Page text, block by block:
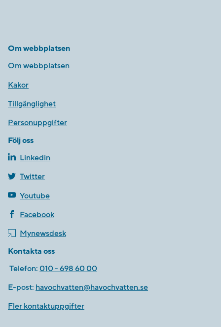
Om webbplatsen
Om webbplatsen
Kakor
Tillgänglighet
Personuppgifter
Följ oss
Linkedin
Twitter
Youtube
Facebook
Mynewsdesk
Kontakta oss
Telefon: 010 - 698 60 00
E-post: havochvatten@havochvatten.se
Fler kontaktuppgifter